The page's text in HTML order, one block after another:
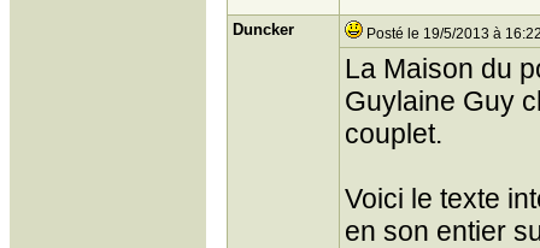
Duncker Posté le 19/5/2013 à
La Maison du
Guylaine Guy
couplet.
Voici le texte
en son entier